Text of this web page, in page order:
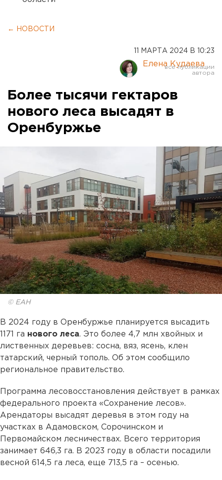
← НОВОСТИ
11 МАРТА 2024 В 10:23
Елена Кудаева
Более тысячи гектаров
нового леса высадят в
Оренбуржье
© ЕАН
В 2024 году в Оренбуржье планируется высадить
1171 га нового леса. Это более 4,7 млн хвойных и
лиственных деревьев: сосна, вяз, ясень, клен
татарский, черный тополь. Об этом сообщило
региональное правительство.
Программа лесовосстановления действует в рамках
федерального проекта «Сохранение лесов».
Арендаторы высадят деревья в этом году на
участках в Адамовском, Сорочинском и
Первомайском лесничествах. Всего территория
занимает 646,3 га. В 2023 году в области посадили
весной 614,5 га леса, еще 713,5 га – осенью.